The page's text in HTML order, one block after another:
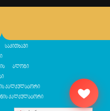
საკითხავი
ბლოგი
კალკულატორი
კალკულატორი